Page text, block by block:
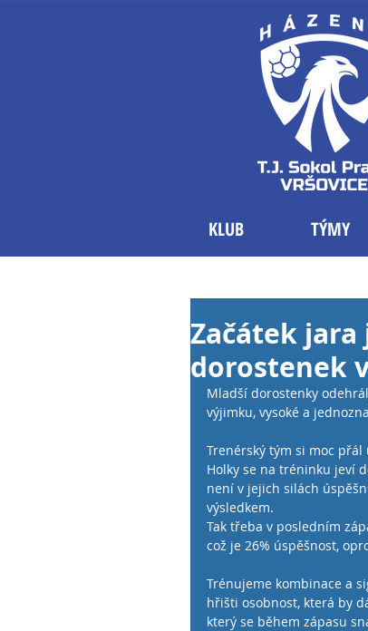
KLUB TÝMY
Začátek
dorostenek
Mladší dorostenky
výjimku, vysoké a
Trenérský tým si moc
Holky se na tréninku jeví
není v jejich silách
výsledkem.
Tak třeba v posledním
což je 26% úspěšnost,
Trénujeme kombinace a
hřišti osobnost, která by
který se během zápasu